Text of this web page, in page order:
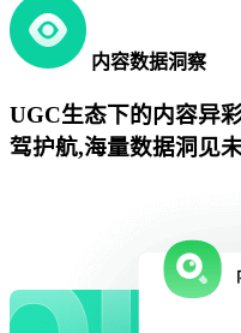
内容数据洞察
UGC生态下的内容异
驾护航,海量数据洞见